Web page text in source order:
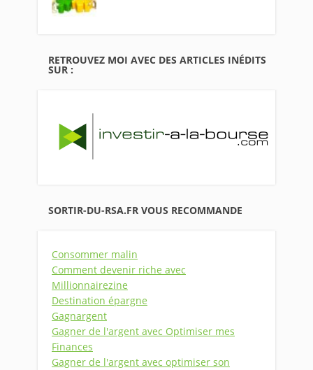
RETROUVEZ MOI AVEC DES ARTICLES INÉDITS
SUR :
SORTIR-DU-RSA.FR VOUS RECOMMANDE
Consommer malin
Comment devenir riche avec
Millionnairezine
Destination épargne
Gagnargent
Gagner de l'argent avec Optimiser mes
Finances
Gagner de l'argent avec optimiser son